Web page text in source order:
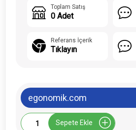
Toplam Satış
0 Adet
Referans İçerik
Tıklayın
egonomik.com
Egonomik.com
Sepete Ekle